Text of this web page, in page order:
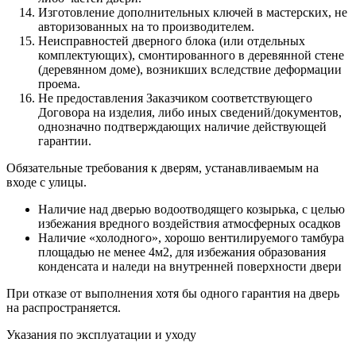
Изготовление дополнительных ключей в мастерских, не
авторизованных на то производителем.
Неисправностей дверного блока (или отдельных
комплектующих), смонтированного в деревянной стене
(деревянном доме), возникших вследствие деформации
проема.
Не предоставления Заказчиком соответствующего
Договора на изделия, либо иных сведений/документов,
однозначно подтверждающих наличие действующей
гарантии.
Обязательные требования к дверям, устанавливаемым на
входе с улицы.
Наличие над дверью водоотводящего козырька, с целью
избежания вредного воздействия атмосферных осадков
Наличие «холодного», хорошо вентилируемого тамбура
площадью не менее 4м2, для избежания образования
конденсата и наледи на внутренней поверхности двери
При отказе от выполнения хотя бы одного гарантия на дверь
на распространяется.
Указания по эксплуатации и уходу